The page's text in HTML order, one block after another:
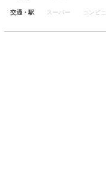
交通・駅 スーパー コンビニ